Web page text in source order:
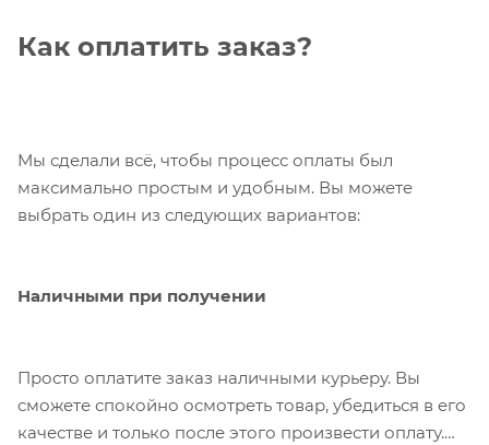
Как оплатить заказ?
Мы сделали всё, чтобы процесс оплаты был
максимально простым и удобным. Вы можете
выбрать один из следующих вариантов:
Наличными при получении
Просто оплатите заказ наличными курьеру. Вы
сможете спокойно осмотреть товар, убедиться в его
качестве и только после этого произвести оплату.